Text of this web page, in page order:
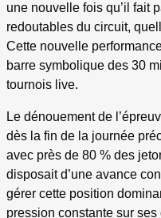
une nouvelle fois qu’il fait
redoutables du circuit,
Cette nouvelle
barre symbolique des 30
tournois live.
Le dénouement de
dès la fin de la journée
avec près de 80 % des
disposait d’une avance
gérer cette position
pression constante sur